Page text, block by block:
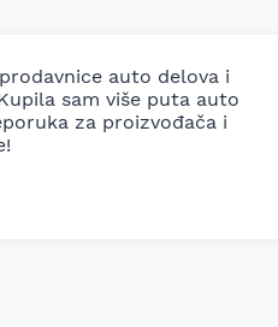
auto delova i
sam više puta auto
za proizvođača i